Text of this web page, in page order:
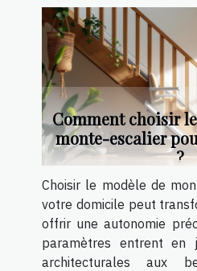
Comment choisir
monte-escalier
?
Choisir le modèle de
votre domicile peut
offrir une autonomie
paramètres entrent en
architecturales aux